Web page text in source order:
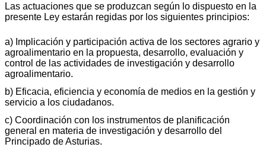
Las actuaciones que se produzcan según lo dispuesto en la
presente Ley estarán regidas por los siguientes principios:
a) Implicación y participación activa de los sectores agrario y
agroalimentario en la propuesta, desarrollo, evaluación y
control de las actividades de investigación y desarrollo
agroalimentario.
b) Eficacia, eficiencia y economía de medios en la gestión y
servicio a los ciudadanos.
c) Coordinación con los instrumentos de planificación
general en materia de investigación y desarrollo del
Principado de Asturias.